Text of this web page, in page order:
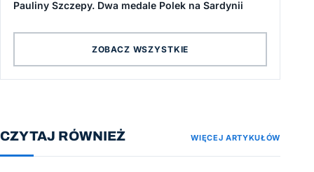
Pauliny Szczepy. Dwa medale Polek na Sardynii
ZOBACZ WSZYSTKIE
CZYTAJ RÓWNIEŻ WIĘCEJ ARTYKUŁÓW